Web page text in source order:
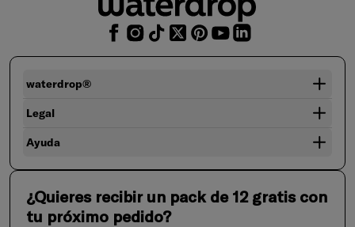
waterdrop®
Legal
Ayuda
¿Quieres recibir un pack de 12 gratis con
tu próximo pedido?